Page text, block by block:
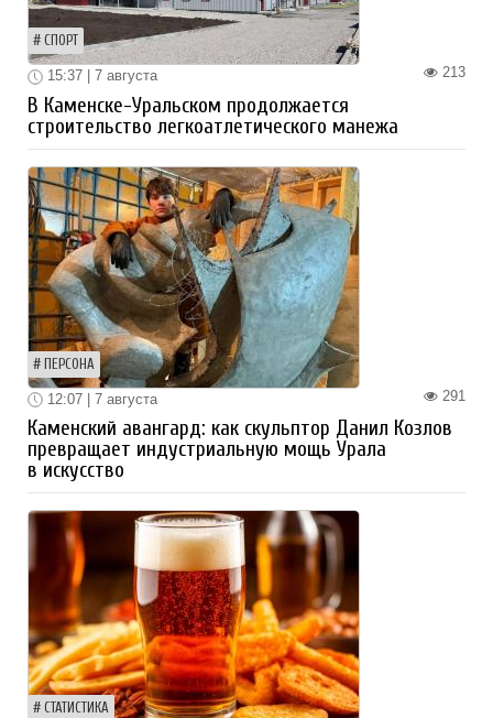
СПОРТ
213
15:37 | 7 августа
В Каменске-Уральском продолжается
строительство легкоатлетического манежа
ПЕРСОНА
291
12:07 | 7 августа
Каменский авангард: как скульптор Данил Козлов
превращает индустриальную мощь Урала
в искусство
СТАТИСТИКА